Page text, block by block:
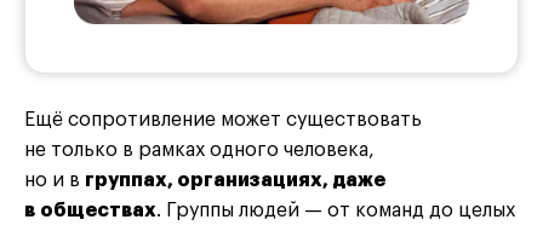
Ещё сопротивление может существовать
не только в рамках одного человека,
но и в группах, организациях, даже
в обществах. Группы людей — от команд до целых